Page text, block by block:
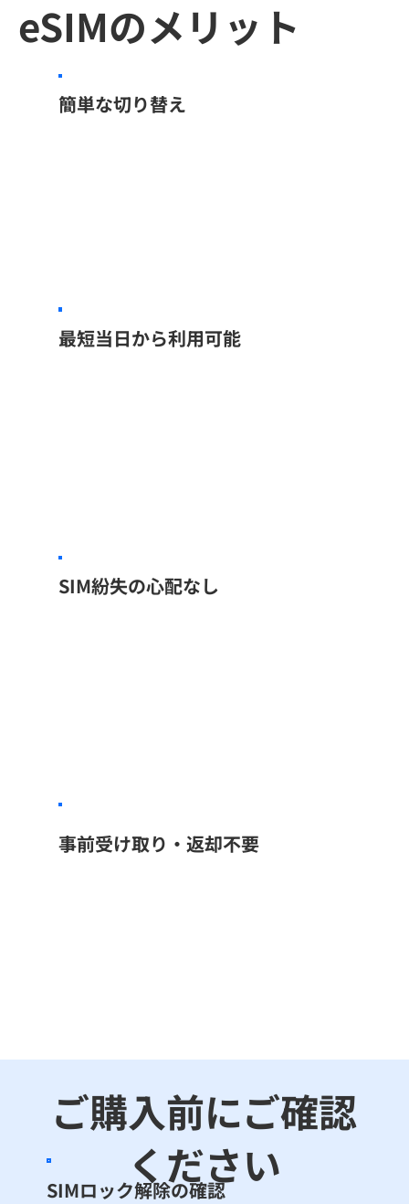
SIMロック解除の確認
ご購入前にご確認
ください
eSIMのメリット​
簡単な切り替え
最短当日から利用可能
SIM紛失の心配なし
事前受け取り・返却不要